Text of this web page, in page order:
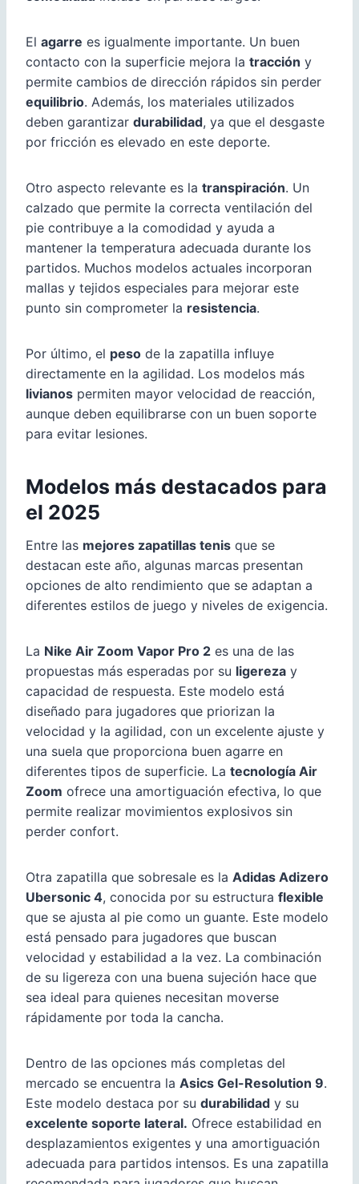
El agarre es igualmente importante. Un buen
contacto con la superficie mejora la tracción y
permite cambios de dirección rápidos sin perder
equilibrio. Además, los materiales utilizados
deben garantizar durabilidad, ya que el desgaste
por fricción es elevado en este deporte.
Otro aspecto relevante es la transpiración. Un
calzado que permite la correcta ventilación del
pie contribuye a la comodidad y ayuda a
mantener la temperatura adecuada durante los
partidos. Muchos modelos actuales incorporan
mallas y tejidos especiales para mejorar este
punto sin comprometer la resistencia.
Por último, el peso de la zapatilla influye
directamente en la agilidad. Los modelos más
livianos permiten mayor velocidad de reacción,
aunque deben equilibrarse con un buen soporte
para evitar lesiones.
Modelos más destacados para
el 2025
Entre las mejores zapatillas tenis que se
destacan este año, algunas marcas presentan
opciones de alto rendimiento que se adaptan a
diferentes estilos de juego y niveles de exigencia.
La Nike Air Zoom Vapor Pro 2 es una de las
propuestas más esperadas por su ligereza y
capacidad de respuesta. Este modelo está
diseñado para jugadores que priorizan la
velocidad y la agilidad, con un excelente ajuste y
una suela que proporciona buen agarre en
diferentes tipos de superficie. La tecnología Air
Zoom ofrece una amortiguación efectiva, lo que
permite realizar movimientos explosivos sin
perder confort.
Otra zapatilla que sobresale es la Adidas Adizero
Ubersonic 4, conocida por su estructura flexible
que se ajusta al pie como un guante. Este modelo
está pensado para jugadores que buscan
velocidad y estabilidad a la vez. La combinación
de su ligereza con una buena sujeción hace que
sea ideal para quienes necesitan moverse
rápidamente por toda la cancha.
Dentro de las opciones más completas del
mercado se encuentra la Asics Gel-Resolution 9.
Este modelo destaca por su durabilidad y su
excelente soporte lateral. Ofrece estabilidad en
desplazamientos exigentes y una amortiguación
adecuada para partidos intensos. Es una zapatilla